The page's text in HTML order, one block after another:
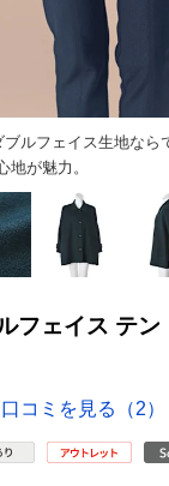
ルフェイス生地なら
地が魅力。
フェイス テン
口コミを見る（2）